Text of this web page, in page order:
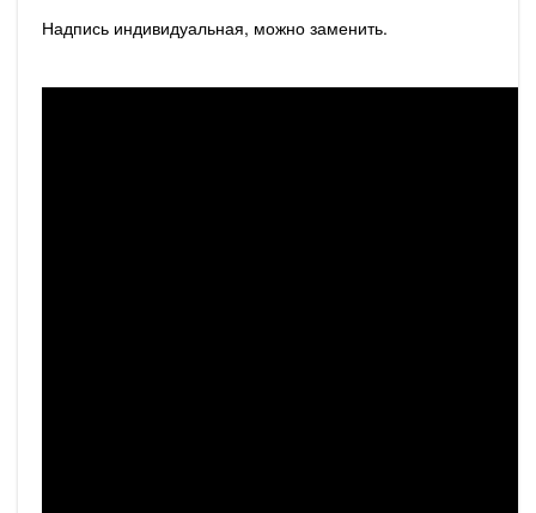
Надпись индивидуальная, можно заменить.